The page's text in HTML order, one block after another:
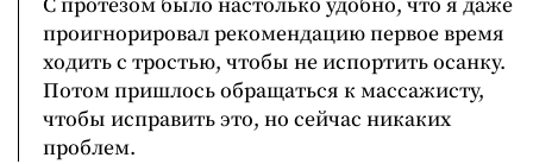
проигнорировал рекомендацию первое время
ходить с тростью, чтобы не испортить осанку.
Потом пришлось обращаться к массажисту,
чтобы исправить это, но сейчас никаких
проблем.